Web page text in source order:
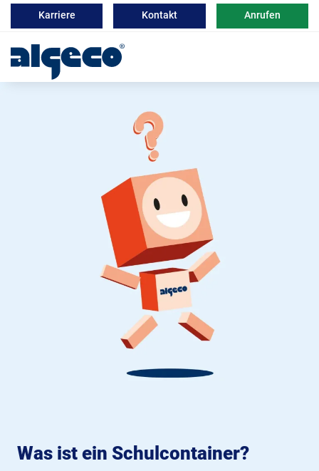
Karriere Kontakt Anrufen
Was ist ein Schulcontainer?